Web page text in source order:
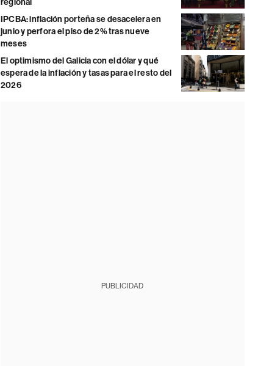
IPCBA: inflación porteña se desacelera en
junio y perfora el piso de 2% tras nueve
meses
El optimismo del Galicia con el dólar y qué
espera de la inflación y tasas para el resto del
2026
PUBLICIDAD